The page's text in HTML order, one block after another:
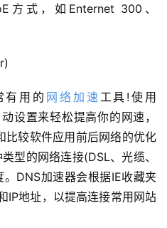
方式，如Enternet 300、
有用的 网络加速 工具!使用
设置来轻松提高你的网速，
比较软件应用前后网络的优化
型的网络连接(DSL、光缆、
DNS加速器会根据IE收藏夹
IP地址，以提高连接常用网站